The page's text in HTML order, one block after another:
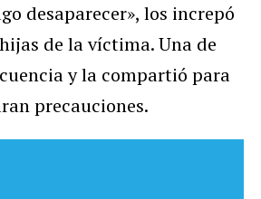
desaparecer», los increpó
de la víctima. Una de
y la compartió para
precauciones.